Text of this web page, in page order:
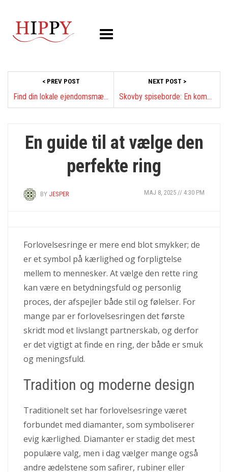
< PREV POST
Find din lokale ejendomsmægler i Vejle
NEXT POST >
Skovby spiseborde: En kombination af design og funktionalitet
En guide til at vælge den
perfekte ring
BY JESPER MAJ 8, 2025 // 4:30 PM
Forlovelsesringe er mere end blot smykker; de
er et symbol på kærlighed og forpligtelse
mellem to mennesker. At vælge den rette ring
kan være en betydningsfuld og personlig
proces, der afspejler både stil og følelser. For
mange par er forlovelsesringen det første
skridt mod et livslangt partnerskab, og derfor
er det vigtigt at finde en ring, der både er smuk
og meningsfuld.
Tradition og moderne design
Traditionelt set har forlovelsesringe været
forbundet med diamanter, som symboliserer
evig kærlighed. Diamanter er stadig det mest
populære valg, men i dag vælger mange også
andre ædelstene som safirer, rubiner eller